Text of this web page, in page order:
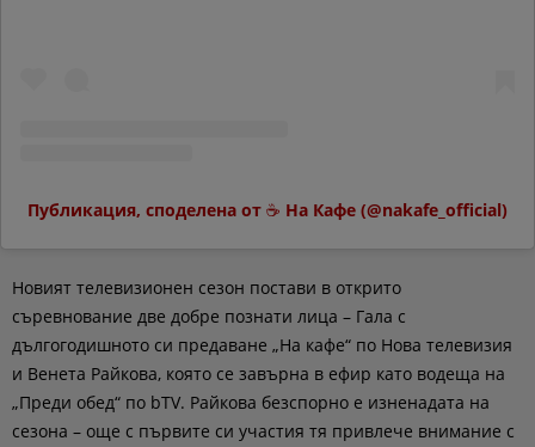
Публикация, споделена от ☕️ На Кафе (@nakafe_official)
Новият телевизионен сезон постави в открито
съревнование две добре познати лица – Гала с
дългогодишното си предаване „На кафе“ по Нова телевизия
и Венета Райкова, която се завърна в ефир като водеща на
„Преди обед“ по bTV. Райкова безспорно е изненадата на
сезона – още с първите си участия тя привлече внимание с